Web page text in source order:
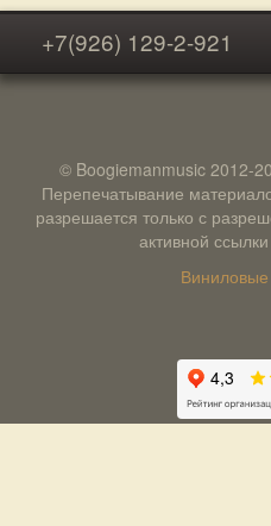
+7(926) 129-2-921
© Boogiemanmusic 2012-
Перепечатывание
разрешается только с
активной
Виниловые